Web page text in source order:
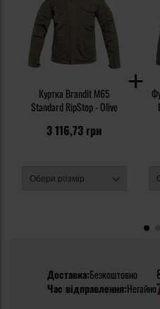
Куртка Brandit M65
Standard RipStop - Olive
3 116,73 грн
Доставка:Безкоштовно
Час відправлення:Негайно